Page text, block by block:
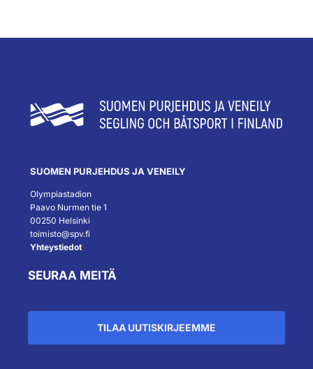
SUOMEN PURJEHDUS JA VENEILY
Olympiastadion
Paavo Nurmen tie 1
00250 Helsinki
toimisto@spv.fi
Yhteystiedot
SEURAA MEITÄ
TILAA UUTISKIRJEEMME